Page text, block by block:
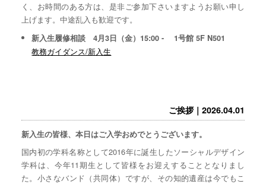
く、お時間のある方は、是非ご参加下さいますようお願い申し
上げます。中途乱入も歓迎です。
新入生履修相談 4月3日（金）15:00 - 1号館 5F N501
教務ガイダンス/新入生
ご挨拶｜2026.04.01
新入生の皆様、本日はご入学おめでとうございます。
国内初の学科名称として2016年に誕生したソーシャルデザイン
学科は、今年11期生として皆様をお迎えすることとなりまし
た。小さなバンド（共同体）ですが、その知的遺産は今でもこ